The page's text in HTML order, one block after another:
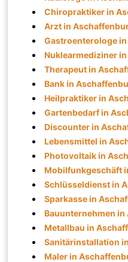
Chiropraktiker in
Arzt in
Gastroenterologe
Nuklearmediziner
Therapeut in
Bank in
Heilpraktiker in
Gartenbedarf in
Discounter in
Lebensmittel in
Photovoltaik in
Mobilfunkgeschäft
Schlüsseldienst in
Sparkasse in
Bauunternehmen
Metallbau in
Sanitärinstallation
Maler in